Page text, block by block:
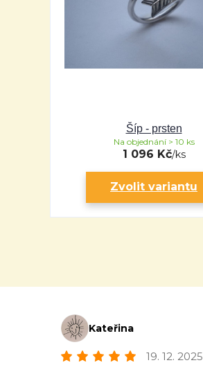
Šíp - prsten
1 096 Kč/ks
Na objednání > 10 ks
Zvolit variantu
Kateřina
19. 12. 2025